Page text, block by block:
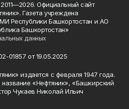
Официальный сайт
Газета учреждена
Республики Башкортостан и АО
Башкортостан»
данных
01857 от 19.05.2025
издается с февраля 1947 года.
«Нефтяник», «Башкирский
Чукаев Николай Ильич